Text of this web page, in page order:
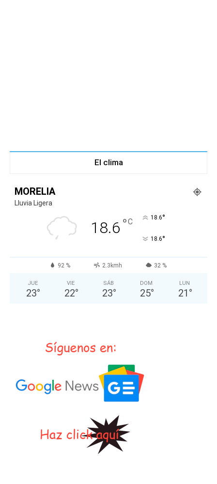
El clima
MORELIA
Lluvia Ligera
18.6 °C 18.6°
18.6°
92 % 2.3kmh 32 %
JUE
23°
VIE
22°
SÁB
23°
DOM
25°
LUN
21 °